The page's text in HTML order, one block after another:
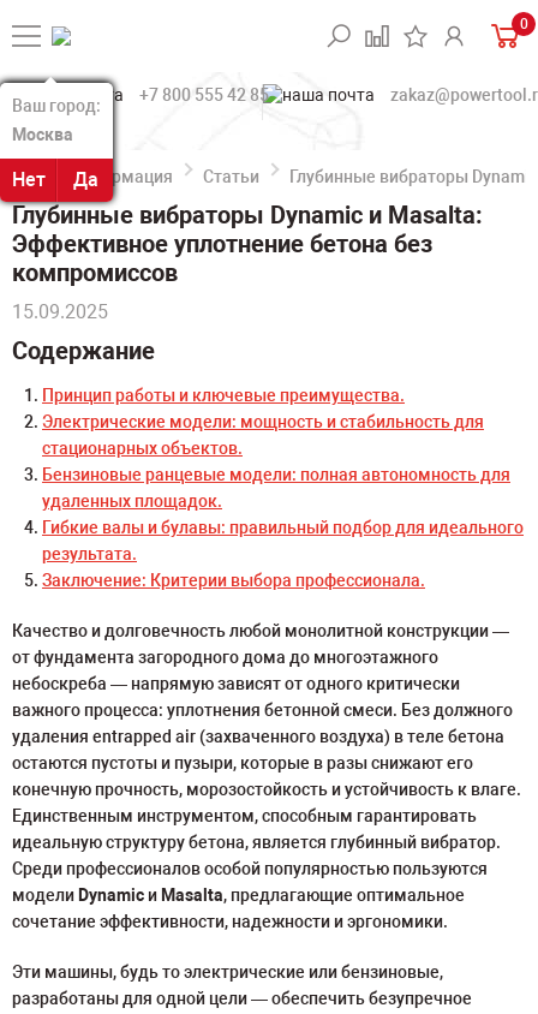
Ваш город:
Москва
Нет Да
Ваш город:
Москва
Нет Да
0
+7 800 555 42 85
Информация Статьи Глубинные вибраторы
Глубинные вибраторы Dynamic и Masalta:
Эффективное уплотнение бетона без
компромиссов
15.09.2025
Содержание
Принцип работы и ключевые преимущества.
Электрические модели: мощность и стабильность для
стационарных объектов.
Бензиновые ранцевые модели: полная автономность для
удаленных площадок.
Гибкие валы и булавы: правильный подбор для идеального
результата.
Заключение: Критерии выбора профессионала.
Качество и долговечность любой монолитной конструкции —
от фундамента загородного дома до многоэтажного
небоскреба — напрямую зависят от одного критически
важного процесса: уплотнения бетонной смеси. Без должного
удаления entrapped air (захваченного воздуха) в теле бетона
остаются пустоты и пузыри, которые в разы снижают его
конечную прочность, морозостойкость и устойчивость к влаге.
Единственным инструментом, способным гарантировать
идеальную структуру бетона, является глубинный вибратор.
Среди профессионалов особой популярностью пользуются
модели Dynamic и Masalta, предлагающие оптимальное
сочетание эффективности, надежности и эргономики.
Эти машины, будь то электрические или бензиновые,
разработаны для одной цели — обеспечить безупречное